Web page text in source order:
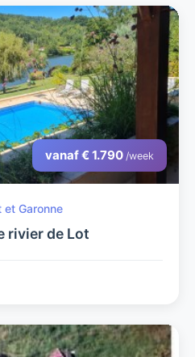
vanaf € 1.790 /week
et Garonne
rivier de Lot